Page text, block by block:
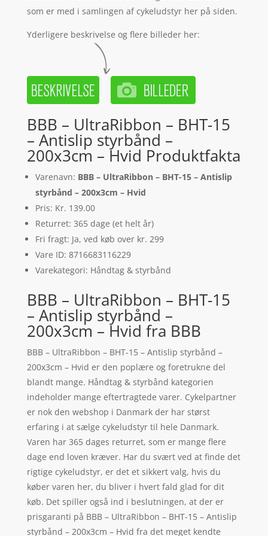
som er med i samlingen af cykeludstyr her på siden.
Yderligere beskrivelse og flere billeder her:
BBB – UltraRibbon – BHT-15
– Antislip styrbånd –
200x3cm – Hvid Produktfakta
Varenavn: BBB – UltraRibbon – BHT-15 – Antislip
styrbånd – 200x3cm – Hvid
Pris: Kr. 139.00
Returret: 365 dage (et helt år)
Fri fragt: Ja, ved køb over kr. 299
Vare ID: 8716683116229
Varekategori: Håndtag & styrbånd
BBB – UltraRibbon – BHT-15
– Antislip styrbånd –
200x3cm – Hvid fra BBB
BBB – UltraRibbon – BHT-15 – Antislip styrbånd –
200x3cm – Hvid er den poplære og foretrukne del
blandt mange. Håndtag & styrbånd kategorien
indeholder mange eftertragtede varer. Cykelpartner
er nok den webshop i Danmark der har størst
erfaring i at sælge cykeludstyr til hele Danmark.
Varen har 365 dages returret, som er mange flere
dage end loven kræver. Har du svært ved at finde det
rigtige cykeludstyr, er det et sikkert valg, hvis du
køber varen her, du bliver i hvert fald glad for dit
køb. Det spiller også ind i beslutningen, at der er
prisgaranti på BBB – UltraRibbon – BHT-15 – Antislip
styrbånd – 200x3cm – Hvid fra det meget kendte